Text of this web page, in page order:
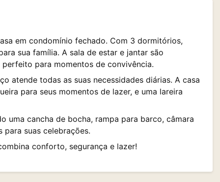
em condomínio fechado. Com 3 dormitórios,
sua família. A sala de estar e jantar são
para momentos de convivência.
atende todas as suas necessidades diárias. A casa
para seus momentos de lazer, e uma lareira
uma cancha de bocha, rampa para barco, câmara
para suas celebrações.
conforto, segurança e lazer!